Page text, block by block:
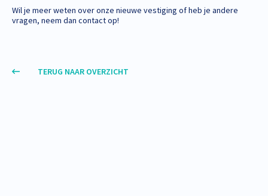
Wil je meer weten over onze nieuwe vestiging of heb je andere
vragen, neem dan contact op!
TERUG NAAR OVERZICHT